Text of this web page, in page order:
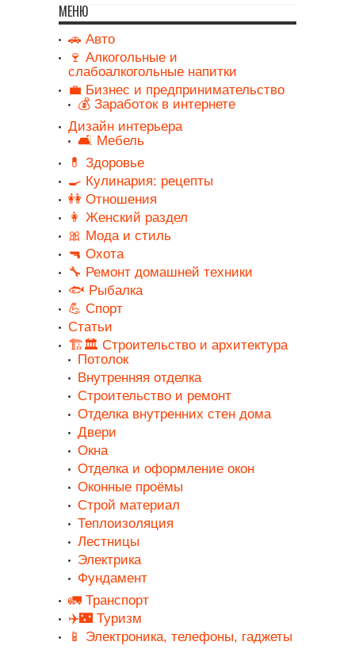
МЕНЮ
🚗 Авто
🍷 Алкогольные и
слабоалкогольные напитки
💼 Бизнес и предпринимательство
💰 Заработок в интернете
Дизайн интерьера
🛋️ Мебель
💊 Здоровье
🍳 Кулинария: рецепты
👭 Отношения
👩 Женский раздел
🎀 Мода и стиль
🔫 Охота
🔧 Ремонт домашней техники
🐟 Рыбалка
💪 Спорт
Статьи
🏗️🏛️ Строительство и архитектура
Потолок
Внутренняя отделка
Строительство и ремонт
Отделка внутренних стен дома
Двери
Окна
Отделка и оформление окон
Оконные проёмы
Строй материал
Теплоизоляция
Лестницы
Электрика
Фундамент
🚛 Транспорт
✈️🌃 Туризм
📱 Электроника, телефоны, гаджеты